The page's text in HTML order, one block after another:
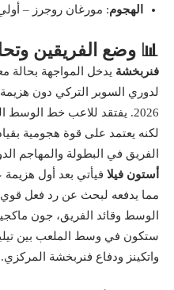
الهجوم: مورغان روجرز – أولي
📊 وضع الفريقين
فنربخشة يدخل المواجهة بحالة
لدوري السوبر التركي دون
2026. يفتقد للاعب خط
لكنه يعتمد على قوة هجومية
الفريق في البطولة والمهاجم
أستون فيلافيأتي بعد أول هزيمة
مما يدفعه لبحث عن رد فعل
الوسط وقائد الفريق، جون
ستكون في وسط الملعب بين
واتكينز ودفاع فنربخشة المركزي.